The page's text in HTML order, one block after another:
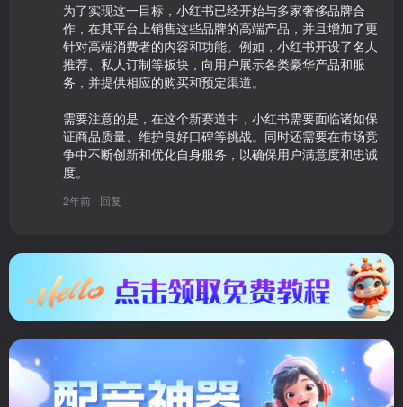
为了实现这一目标，小红书已经开始与多家奢侈品牌合
作，在其平台上销售这些品牌的高端产品，并且增加了更
针对高端消费者的内容和功能。例如，小红书开设了名人
推荐、私人订制等板块，向用户展示各类豪华产品和服
务，并提供相应的购买和预定渠道。
需要注意的是，在这个新赛道中，小红书需要面临诸如保
证商品质量、维护良好口碑等挑战。同时还需要在市场竞
争中不断创新和优化自身服务，以确保用户满意度和忠诚
度。
2年前 回复